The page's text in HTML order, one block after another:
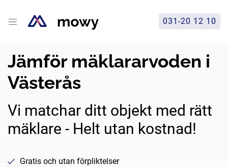
031-20 12 10
Jämför mäklararvoden i
Västerås
Vi matchar ditt objekt med rätt
mäklare - Helt utan kostnad!
Gratis och utan förpliktelser